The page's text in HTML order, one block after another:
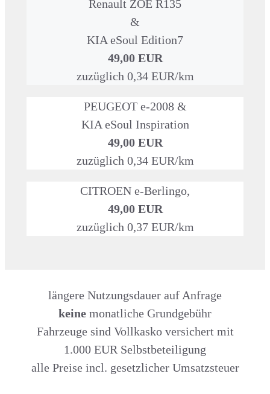
Renault ZOE R135
&
KIA eSoul Edition7
49,00 EUR
zuzüglich 0,34 EUR/km
PEUGEOT e-2008 &
KIA eSoul Inspiration
49,00 EUR
zuzüglich 0,34 EUR/km
CITROEN e-Berlingo,
49,00 EUR
zuzüglich 0,37 EUR/km
längere Nutzungsdauer auf Anfrage
keine monatliche Grundgebühr
Fahrzeuge sind Vollkasko versichert mit
1.000 EUR Selbstbeteiligung
alle Preise incl. gesetzlicher Umsatzsteuer